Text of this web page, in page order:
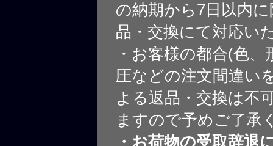
の納期から7日以内
品・交換にて対応い
・お客様の都合(色、
圧などの注文間違い
よる返品・交換は不
ますので予めご了承
・お荷物の受取辞退